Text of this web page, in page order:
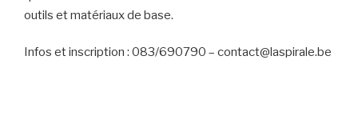
outils et matériaux de base.
Infos et inscription : 083/690790 – contact@laspirale.be